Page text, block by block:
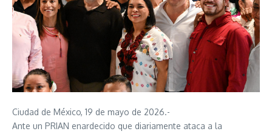
Ciudad de México, 19 de mayo de 2026.-
Ante un PRIAN enardecido que diariamente ataca a la